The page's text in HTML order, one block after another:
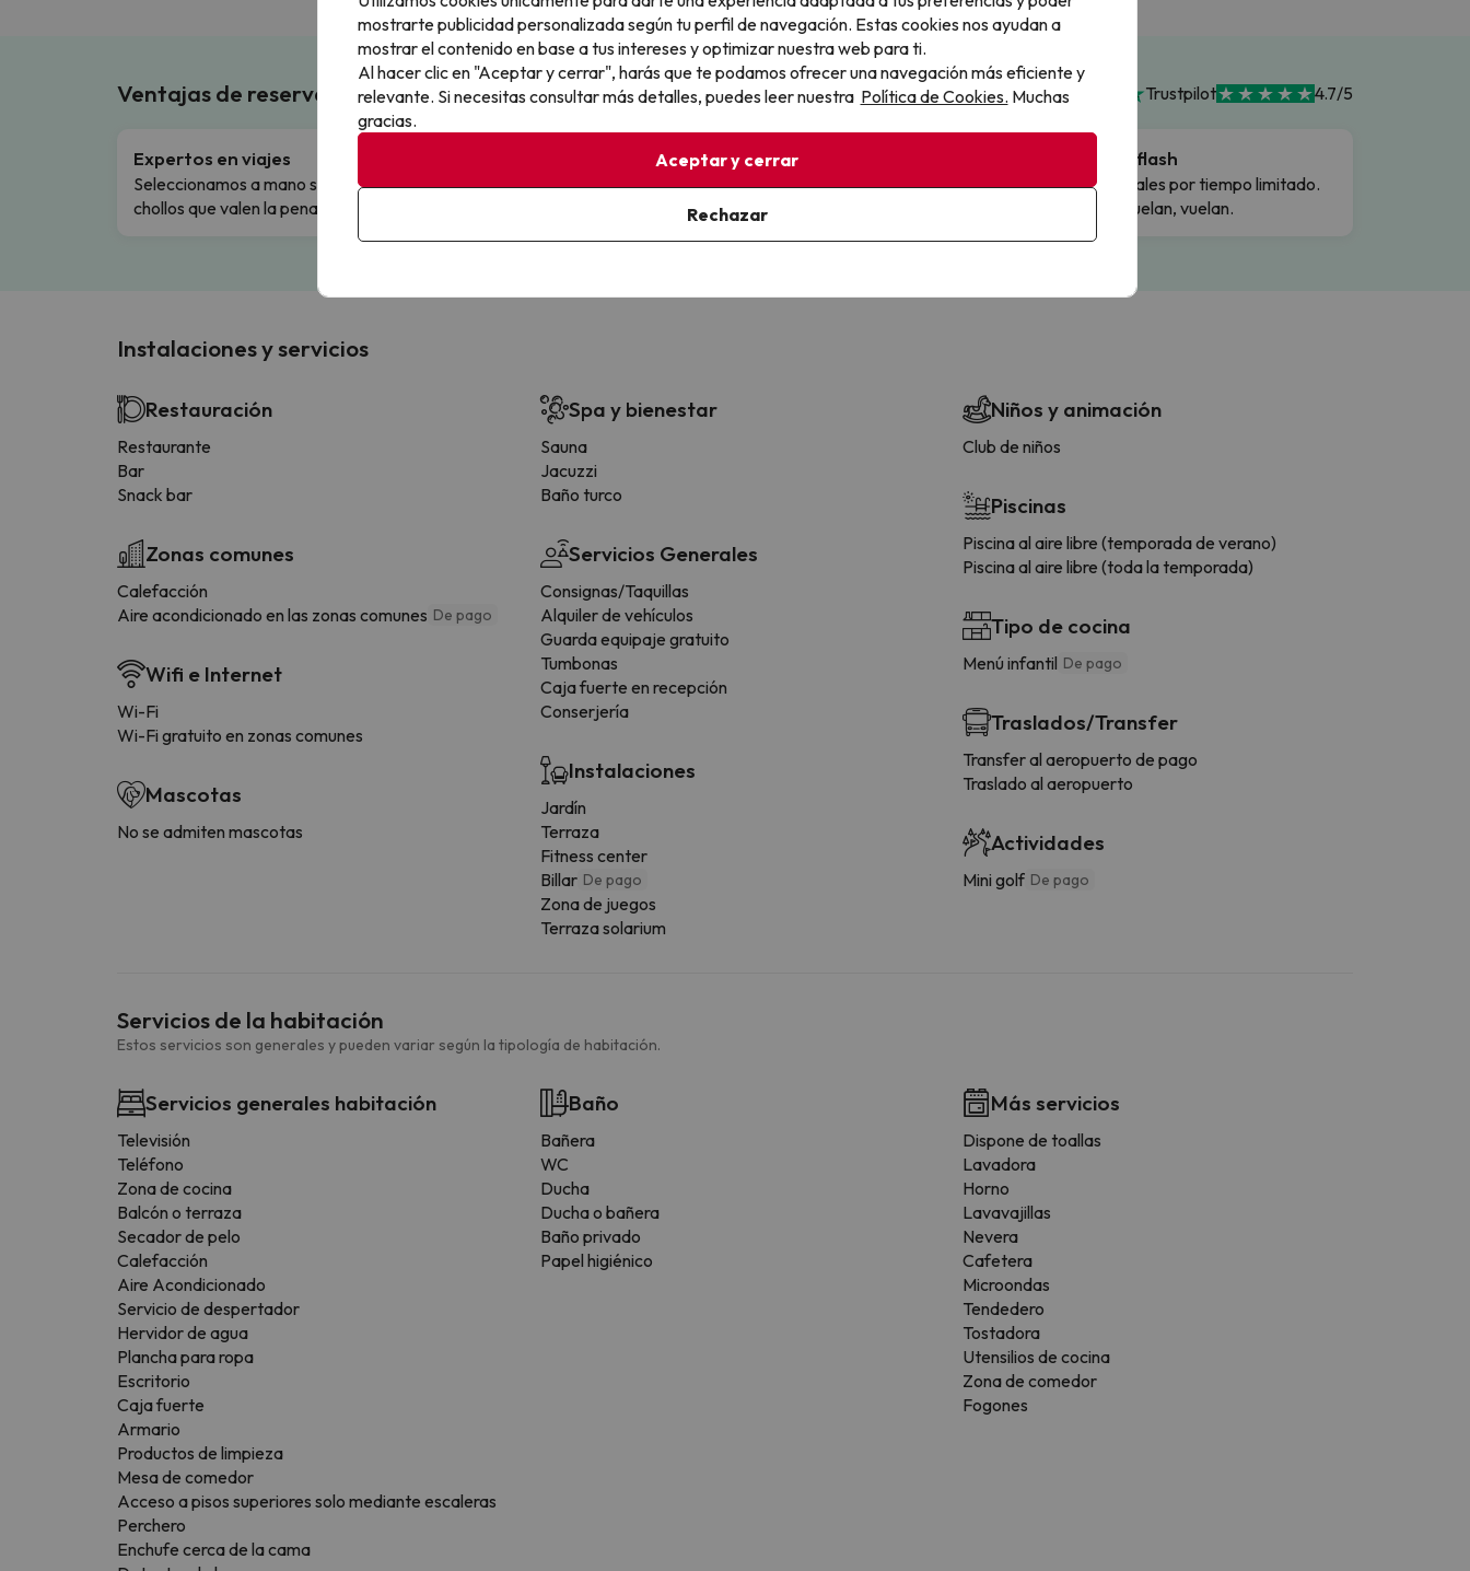
Ventajas de reservar en Buscounchollo Trustpilot 4.7/5
Expertos en viajes
Seleccionamos a mano solo los
chollos que valen la pena.
Cancela sin complicaciones
Cambios y cancelaciones con total
Paga a tu ritmo
Fracciona o financia tu viaje.
Reserva ahora, paga luego.
Ofertas flash
Precios reales por tiempo limitado.
Cuando vuelan, vuelan.
Instalaciones y servicios
Restauración
Restaurante
Bar
Snack bar
Zonas comunes
Calefacción
Aire acondicionado en las zonas comunes De pago
Wifi e Internet
Wi-Fi
Wi-Fi gratuito en zonas comunes
Mascotas
No se admiten mascotas
Spa y bienestar
Sauna
Jacuzzi
Baño turco
Servicios Generales
Consignas/Taquillas
Alquiler de vehículos
Guarda equipaje gratuito
Tumbonas
Caja fuerte en recepción
Conserjería
Instalaciones
Jardín
Terraza
Fitness center
Billar De pago
Zona de juegos
Terraza solarium
Niños y animación
Club de niños
Piscinas
Piscina al aire libre (temporada de verano)
Piscina al aire libre (toda la temporada)
Tipo de cocina
Menú infantil De pago
Traslados/Transfer
Transfer al aeropuerto de pago
Traslado al aeropuerto
Actividades
Mini golf De pago
Servicios de la habitación
Estos servicios son generales y pueden variar según la tipología de habitación.
Servicios generales habitación
Televisión
Teléfono
Zona de cocina
Balcón o terraza
Secador de pelo
Calefacción
Aire Acondicionado
Servicio de despertador
Hervidor de agua
Plancha para ropa
Escritorio
Caja fuerte
Armario
Productos de limpieza
Mesa de comedor
Acceso a pisos superiores solo mediante escaleras
Perchero
Enchufe cerca de la cama
Baño
Bañera
WC
Ducha
Ducha o bañera
Baño privado
Papel higiénico
Más servicios
Dispone de toallas
Lavadora
Horno
Lavavajillas
Nevera
Cafetera
Microondas
Tendedero
Tostadora
Utensilios de cocina
Zona de comedor
Fogones
mostrarte publicidad personalizada según tu perfil de navegación. Estas cookies nos ayudan a
mostrar el contenido en base a tus intereses y optimizar nuestra web para ti.
Al hacer clic en "Aceptar y cerrar", harás que te podamos ofrecer una navegación más eficiente y
relevante. Si necesitas consultar más detalles, puedes leer nuestra Política de Cookies. Muchas
gracias.
Aceptar y cerrar
Rechazar